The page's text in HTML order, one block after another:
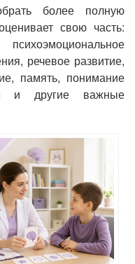
более полную
свою часть:
речевое развитие,
память, понимание
и другие важные